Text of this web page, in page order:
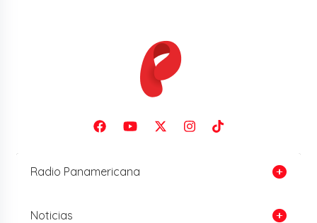
Radio Panamericana
Noticias